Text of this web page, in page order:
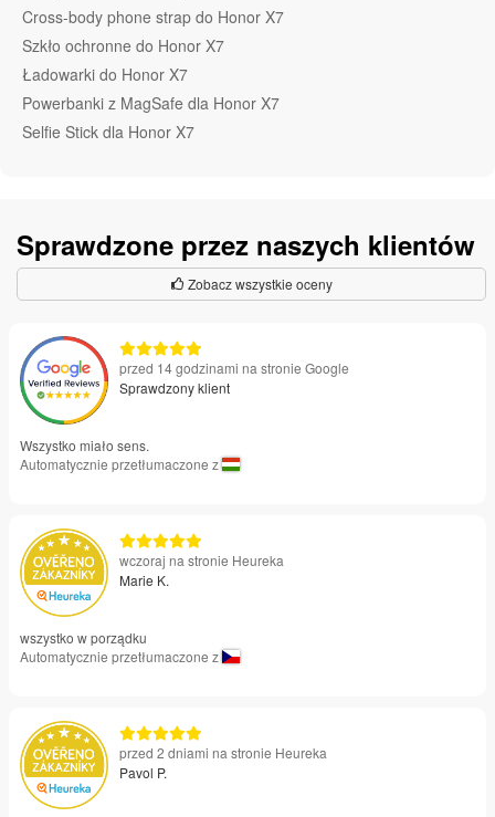
Cross-body phone strap do Honor X7
Szkło ochronne do Honor X7
Ładowarki do Honor X7
Powerbanki z MagSafe dla Honor X7
Selfie Stick dla Honor X7
Sprawdzone przez naszych klientów
Zobacz wszystkie oceny
przed 14 godzinami na stronie Google
Sprawdzony klient
Wszystko miało sens.
Automatycznie przetłumaczone z
wczoraj na stronie Heureka
Marie K.
wszystko w porządku
Automatycznie przetłumaczone z
przed 2 dniami na stronie Heureka
Pavol P.